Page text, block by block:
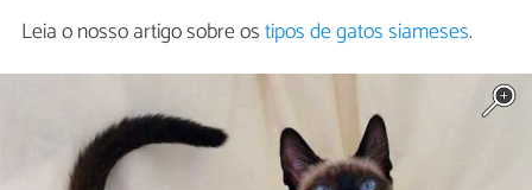
Leia o nosso artigo sobre ostipos de gatos siameses.